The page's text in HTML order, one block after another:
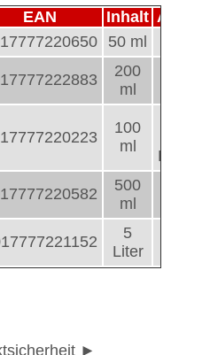
EAN Inhalt
50 ml
200
ml
100
ml
500
ml
5
Liter